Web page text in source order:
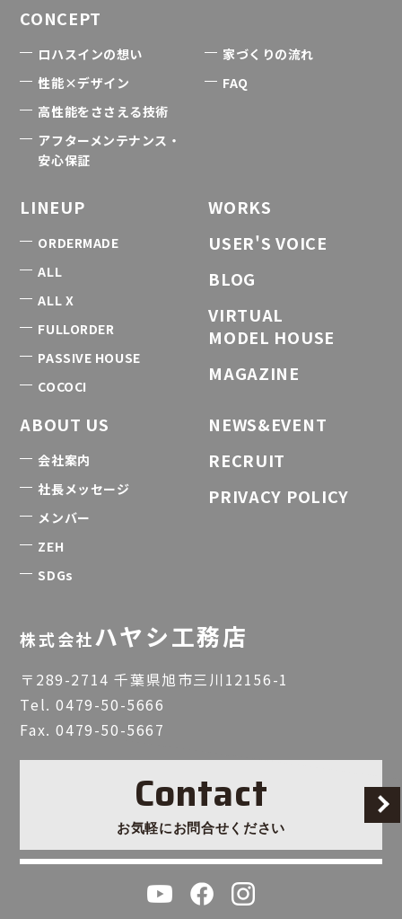
CONCEPT
ロハスインの想い
性能×デザイン
高性能をささえる技術
アフターメンテナンス・
安心保証
家づくりの流れ
FAQ
LINEUP
ORDERMADE
ALL
ALL X
FULLORDER
PASSIVE HOUSE
COCOCI
WORKS
USER'S VOICE
BLOG
VIRTUAL
MODEL HOUSE
MAGAZINE
ABOUT US
会社案内
社長メッセージ
メンバー
ZEH
SDGs
NEWS&EVENT
RECRUIT
PRIVACY POLICY
株式会社ハヤシ工務店
〒289-2714 千葉県旭市三川12156-1
Tel.0479-50-5666
Fax. 0479-50-5667
Contact
お気軽にお問合せください